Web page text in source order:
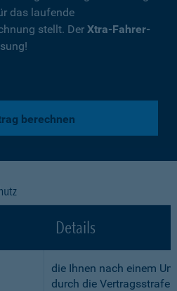
das laufende
stellt. Der Xtra-Fahrer-
berechnen
Details
die Ihnen nach einem
durch die Vertragsstrafe